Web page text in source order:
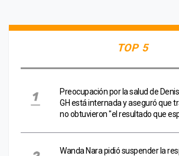
TOP 5
Preocupación por la salud de
GH está internada y aseguró que
no obtuvieron "el resultado que
Wanda Nara pidió suspender la